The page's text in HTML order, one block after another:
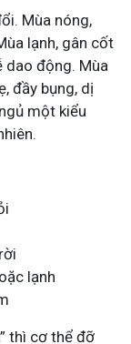
Mùa nóng,
lạnh, gân cốt
dao động. Mùa
đầy bụng, dị
một kiểu
lạnh
thì cơ thể đỡ